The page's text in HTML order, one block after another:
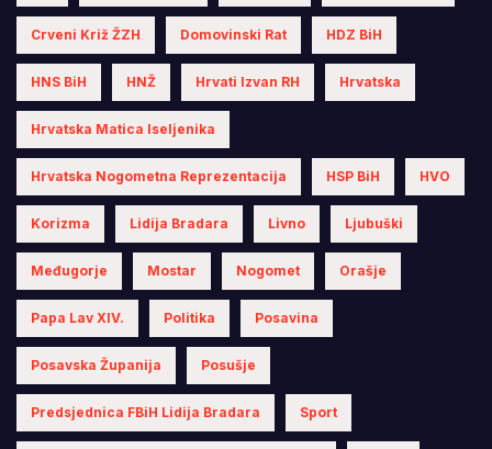
Crveni Križ ŽZH Domovinski Rat HDZ BiH
HNS BiH HNŽ Hrvati Izvan RH Hrvatska
Hrvatska Matica Iseljenika
Hrvatska Nogometna Reprezentacija HSP BiH HVO
Korizma Lidija Bradara Livno Ljubuški
Međugorje Mostar Nogomet Orašje
Papa Lav XIV. Politika Posavina
Posavska Županija Posušje
Predsjednica FBiH Lidija Bradara Sport